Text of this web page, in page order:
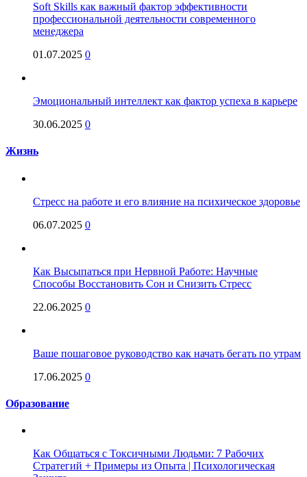
Soft Skills как важный фактор эффективности
профессиональной деятельности современного
менеджера
01.07.2025 0
Эмоциональный интеллект как фактор успеха в карьере
30.06.2025 0
Жизнь
Стресс на работе и его влияние на психическое здоровье
06.07.2025 0
Как Высыпаться при Нервной Работе: Научные
Способы Восстановить Сон и Снизить Стресс
22.06.2025 0
Ваше пошаговое руководство как начать бегать по утрам
17.06.2025 0
Образование
Как Общаться с Токсичными Людьми: 7 Рабочих
Стратегий + Примеры из Опыта | Психологическая